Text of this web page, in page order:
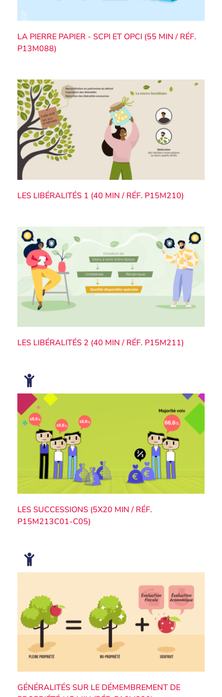
LA PIERRE PAPIER - SCPI ET OPCI (55 MIN / RÉF.
P13M088)
LES LIBÉRALITÉS 1 (40 MIN / RÉF. P15M210)
LES LIBÉRALITÉS 2 (40 MIN / RÉF. P15M211)
LES SUCCESSIONS (5X20 MIN / RÉF.
P15M213C01-C05)
GÉNÉRALITÉS SUR LE DÉMEMBREMENT DE